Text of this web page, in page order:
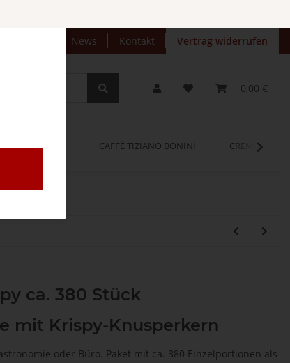
News Kontakt Vertrag widerrufen
0,00 €
OPINUM CAFFÈ TIZIANO BONINI CREMEO
ca. 380 Stück
mit Krispy-Knusperkern
oder Büro. Paket mit ca. 380 Einzelportionen als